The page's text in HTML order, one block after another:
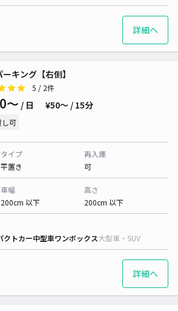
詳細へ
キング【右側】
5 / 2件
〜 / 日 ¥50〜 / 15分
し可
タイプ
平置き
再入庫
可
車幅
200cm 以下
高さ
200cm 以下
クトカー中型車ワンボックス大型車・SUV
詳細へ